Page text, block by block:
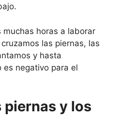
horas a laborar
las piernas, las
y hasta
es negativo para el
piernas y los